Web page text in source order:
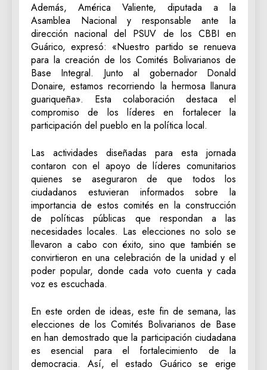
Además, América Valiente, diputada a la
Asamblea Nacional y responsable ante la
dirección nacional del PSUV de los CBBI en
Guárico, expresó: «Nuestro partido se renueva
para la creación de los Comités Bolivarianos de
Base Integral. Junto al gobernador Donald
Donaire, estamos recorriendo la hermosa llanura
guariqueña». Esta colaboración destaca el
compromiso de los líderes en fortalecer la
participación del pueblo en la política local.
Las actividades diseñadas para esta jornada
contaron con el apoyo de líderes comunitarios
quienes se aseguraron de que todos los
ciudadanos estuvieran informados sobre la
importancia de estos comités en la construcción
de políticas públicas que respondan a las
necesidades locales. Las elecciones no solo se
llevaron a cabo con éxito, sino que también se
convirtieron en una celebración de la unidad y el
poder popular, donde cada voto cuenta y cada
voz es escuchada.
En este orden de ideas, este fin de semana, las
elecciones de los Comités Bolivarianos de Base
en han demostrado que la participación ciudadana
es esencial para el fortalecimiento de la
democracia. Así, el estado Guárico se erige